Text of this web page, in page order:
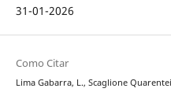
31-01-2026
Como Citar
Lima Gabarra, L., Scaglione